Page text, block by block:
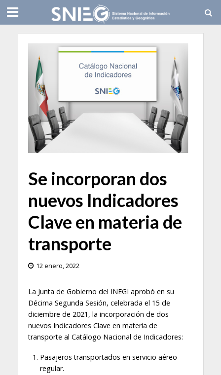
Se incorporan dos
nuevos Indicadores
Clave en materia de
transporte
12 enero, 2022
La Junta de Gobierno del INEGI aprobó en su
Décima Segunda Sesión, celebrada el 15 de
diciembre de 2021, la incorporación de dos
nuevos Indicadores Clave en materia de
transporte al Catálogo Nacional de Indicadores:
Pasajeros transportados en servicio aéreo
regular.